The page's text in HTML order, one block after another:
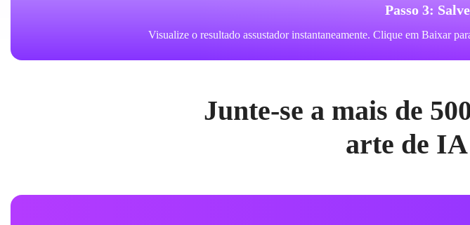
Passo 3:
Visualize o resultado assustador instantaneamente. Clique em Baixar
Junte-se a mais de
arte de